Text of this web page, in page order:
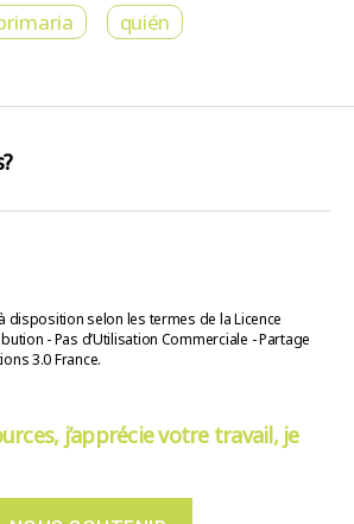
quién
disposition selon les termes de la Licence
- Pas d’Utilisation Commerciale - Partage
3.0 France.
j’apprécie votre travail, je